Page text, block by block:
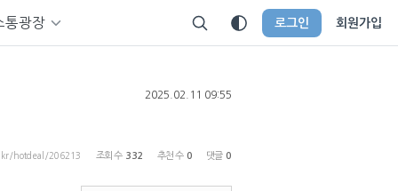
통광장 로그인 회원가입
2025.02.11 09:55
hotdeal/206213 조회 수 332 추천 수 0 댓글 0